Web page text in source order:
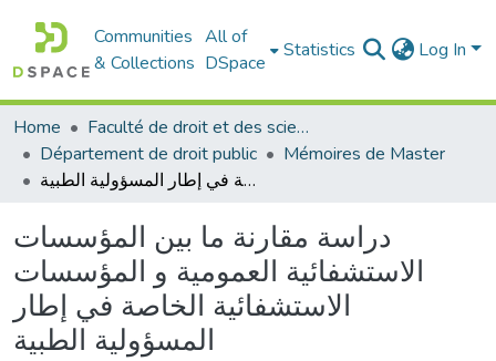
Communities
& Collections
All of
DSpace
Statistics Log In
Home
Faculté de droit et des sciences politiques
Département de droit public
Mémoires de Master
دراسة مقارنة ما بين المؤسسات الاستشفائية العمومية و المؤسسات الاستشفائية الخاصة في إطار المسؤولية الطبية
دراسة مقارنة ما بين المؤسسات
الاستشفائية العمومية و المؤسسات
الاستشفائية الخاصة في إطار
المسؤولية الطبية